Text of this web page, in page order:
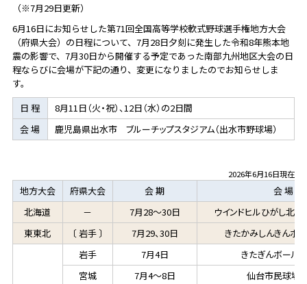
（※7月29日更新）
6月16日にお知らせした第71回全国高等学校軟式野球選手権地方大会
（府県大会）の日程について、7月28日夕刻に発生した令和8年熊本地
震の影響で、7月30日から開催する予定であった南部九州地区大会の日
程ならびに会場が下記の通り、変更になりましたのでお知らせしま
す。
日 程
8月11日（火・祝）、12日（水）の2日間
会 場
鹿児島県出水市 ブルーチップスタジアム（出水市野球場）
2026年6月16日現在
地方大会 府県大会 会 期
会 場
北海道
－ 7月28～30日
ウインドヒルひがし北
東東北
〔 岩手 〕 7月29、30日
きたかみしんきんボ
岩手
7月4日
きたぎんボール
宮城
7月4～8日
仙台市民球場